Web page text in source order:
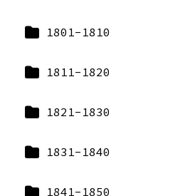
1801-1810
1811-1820
1821-1830
1831-1840
1841-1850